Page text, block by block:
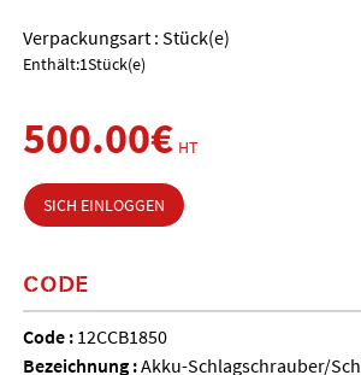
Verpackungsart : Stück(e)
Enthält:1Stück(e)
500.00€ HT
SICH EINLOGGEN
CODE
Code : 12CCB1850
Bezeichnung :Akku-Schlagschrauber/